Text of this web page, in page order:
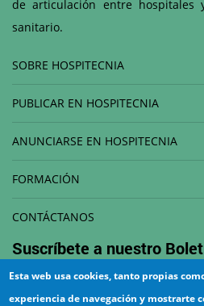
de articulación entre hospitales
sanitario.
SOBRE HOSPITECNIA
PUBLICAR EN HOSPITECNIA
ANUNCIARSE EN HOSPITECNIA
FORMACIÓN
CONTÁCTANOS
Suscríbete a nuestro
Esta web usa cookies, tanto propias
experiencia de navegación y mostrarte